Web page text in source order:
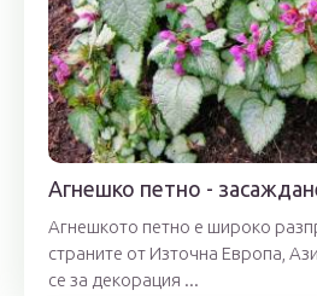
Агнешко петно ​​-
Агнешкото петно ​​е широко
страните от Източна Европа,
се за декорация ...